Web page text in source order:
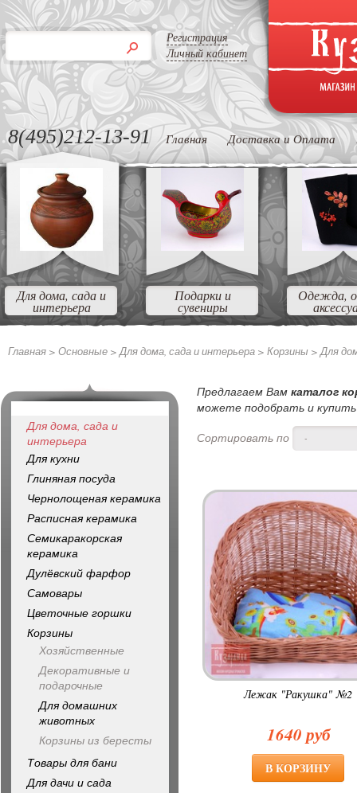
Регистрация
Личный кабинет
8(495)212-13-91 Главная Доставка и Оплата
Для дома, сада и
интерьера
Подарки и
сувениры
Одежда,
Главная > Основные >Для дома, сада и интерьера > Корзины >Для
Предлагаем Вам каталог
можете подобрать и купить
Сортировать по
-
Лежак "Ракушка" №2
1640 руб
Для дома, сада и
интерьера
Для кухни
Глиняная посуда
Чернолощеная керамика
Расписная керамика
Семикаракорская
керамика
Дулёвский фарфор
Самовары
Цветочные горшки
Корзины
Хозяйственные
Декоративные и
подарочные
Для домашних
животных
Корзины из бересты
Товары для бани
Для дачи и сада